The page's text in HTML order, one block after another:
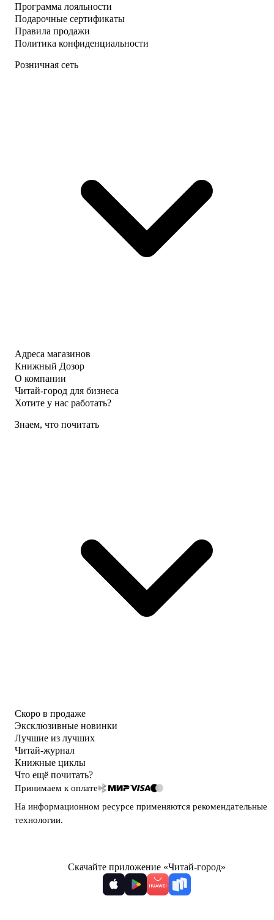
Программа лояльности
Подарочные сертификаты
Правила продажи
Политика конфиденциальности
Розничная сеть
Адреса магазинов
Книжный Дозор
О компании
Читай-город для бизнеса
Хотите у нас работать?
Знаем, что почитать
Скоро в продаже
Эксклюзивные новинки
Лучшие из лучших
Читай-журнал
Книжные циклы
Что ещё почитать?
Принимаем к оплате
На информационном ресурсе применяются рекомендательные
технологии.
Скачайте приложение «Читай-город»